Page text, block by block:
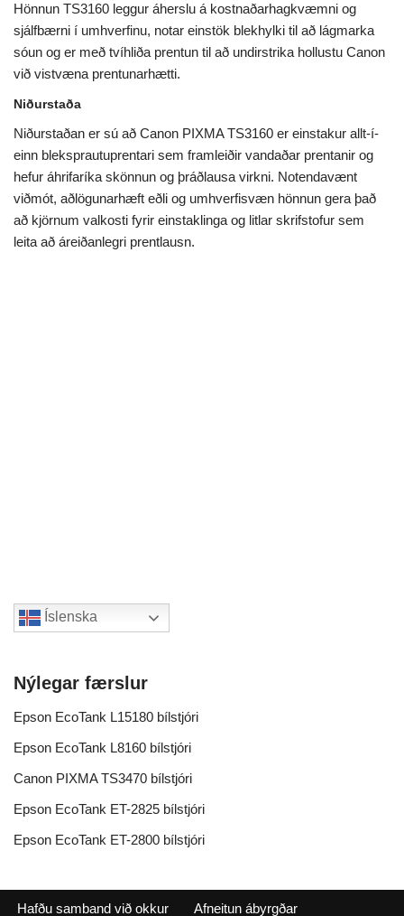
Hönnun TS3160 leggur áherslu á kostnaðarhagkvæmni og
sjálfbærni í umhverfinu, notar einstök blekhylki til að lágmarka
sóun og er með tvíhliða prentun til að undirstrika hollustu Canon
við vistvæna prentunarhætti.
Niðurstaða
Niðurstaðan er sú að Canon PIXMA TS3160 er einstakur allt-í-
einn bleksprautuprentari sem framleiðir vandaðar prentanir og
hefur áhrifaríka skönnun og þráðlausa virkni. Notendavænt
viðmót, aðlögunarhæft eðli og umhverfisvæn hönnun gera það
að kjörnum valkosti fyrir einstaklinga og litlar skrifstofur sem
leita að áreiðanlegri prentlausn.
Íslenska
Nýlegar færslur
Epson EcoTank L15180 bílstjóri
Epson EcoTank L8160 bílstjóri
Canon PIXMA TS3470 bílstjóri
Epson EcoTank ET-2825 bílstjóri
Epson EcoTank ET-2800 bílstjóri
Hafðu samband við okkur Afneitun ábyrgðar